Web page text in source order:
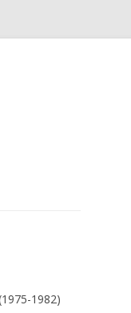
1982)